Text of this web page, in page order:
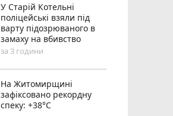
У Старій Котельні
поліцейські взяли під
варту підозрюваного в
замаху на вбивство
за 3 години
Н️а Житомирщині
зафіксовано рекордну
спеку: +38°C